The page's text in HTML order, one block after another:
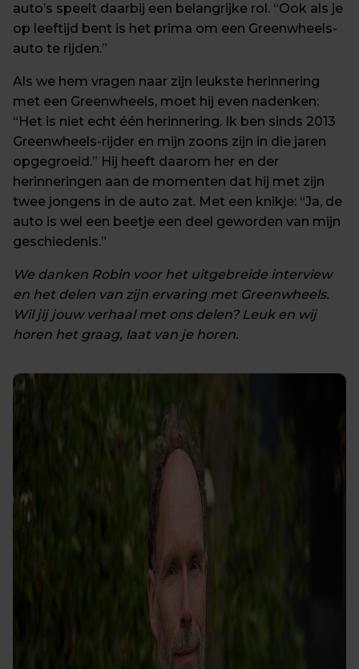
auto’s speelt daarbij een belangrijke rol. “Ook als je
op leeftijd bent is het prima om een Greenwheels-
auto te rijden.”
Als we hem vragen naar zijn leukste herinnering
met een Greenwheels, moet hij even nadenken:
“Het is niet echt één herinnering. Ik ben sinds 2013
Greenwheels-rijder en mijn zoons zijn in die jaren
opgegroeid.” Hij heeft daarom her en der
herinneringen aan de momenten dat hij met zijn
twee jongens in de auto zat. Met een knikje: “Ja, de
auto is wel een beetje een deel geworden van mijn
geschiedenis.”
We danken Robin voor het uitgebreide interview
en het delen van zijn ervaring met Greenwheels.
Wil jij jouw verhaal met ons delen? Leuk en wij
horen het graag, laat van je horen.